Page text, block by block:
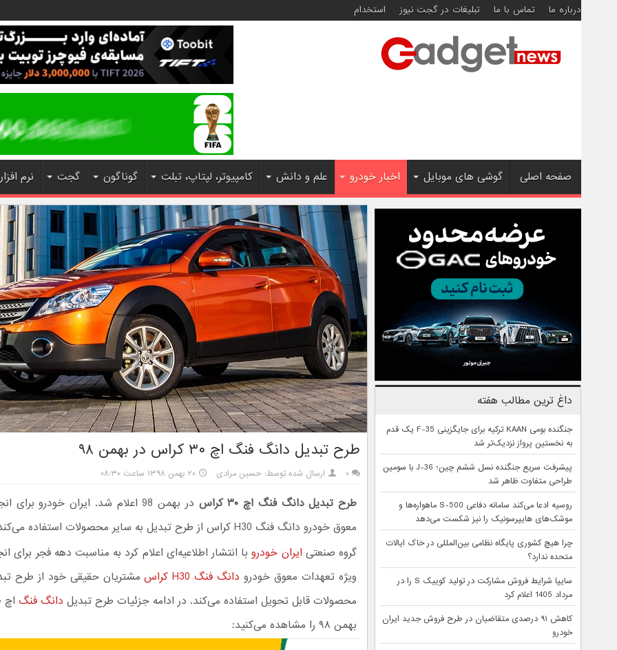
درباره ما تماس با ما تبلیغات در گجت نیوز استخدام
صفحه اصلی گوشی های موبایل اخبار خودرو علم و دانش کامپیوتر، لپتاپ، تبلت گوناگون گجت نرم افزار
طرح تبدیل دانگ فنگ اچ ۳۰ کراس در بهمن ۹۸
۰ ارسال شده توسط: حسین مرادی ۲۰ بهمن ۱۳۹۸ ساعت ۰۸:۳۰
طرح تبدیل دانگ فنگ اچ ۳۰ کراس
در بهمن 98 اعلام شد. ایران خودرو
معوق خودرو دانگ فنگ H30 کراس از طرح تبدیل به سایر محصولات استفاده می‌کند.
گروه صنعتی ایران خودروبا انتشار اطلاعیه‌ای اعلام کرد به مناسبت دهه فجر برای
ویژه تعهدات معوق خودرو دانگ فنگ H30 کراس
مشتریان حقیقی خود از طرح
محصولات قابل تحویل استفاده می‌کند. در ادامه جزئیات طرح تبدیل دانگ فنگ
بهمن ۹۸ را مشاهده می‌کنید:
داغ ترین مطالب هفته
جنگنده بومی KAAN ترکیه برای جایگزینی F-35 یک قدم
به نخستین پرواز نزدیک‌تر شد
پیشرفت سریع جنگنده نسل ششم چین؛ J-36 با سومین
طراحی متفاوت ظاهر شد
روسیه ادعا می‌کند سامانه دفاعی S-500 ماهواره‌ها و
موشک‌های هایپرسونیک را نیز شکست می‌دهد
چرا هیچ کشوری پایگاه نظامی بین‌المللی در خاک ایالات
متحده ندارد؟
سایپا شرایط فروش مشارکت در تولید کوییک S را در
مرداد 1405 اعلام کرد
کاهش ۹۱ درصدی متقاضیان در طرح فروش جدید ایران
خودرو